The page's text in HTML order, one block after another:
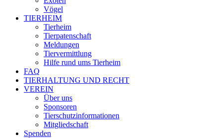
Vögel
TIERHEIM
Tierheim
Tierpatenschaft
Meldungen
Tiervermittlung
Hilfe rund ums Tierheim
FAQ
TIERHALTUNG UND RECHT
VEREIN
Über uns
Sponsoren
Tierschutzinformationen
Mitgliedschaft
Spenden